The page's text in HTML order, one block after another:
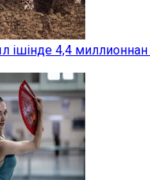
ішінде 4,4 миллионнан